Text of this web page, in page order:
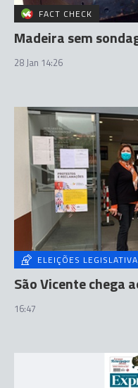
FACT CHECK
Madeira sem
28 Jan 14:26
ELEIÇÕES
São Vicente chega
16:47